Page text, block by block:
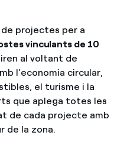
projectes per a
vinculants de 10
al voltant de
l'economia circular,
el turisme i la
que aplega totes les
de cada projecte amb
de la zona.